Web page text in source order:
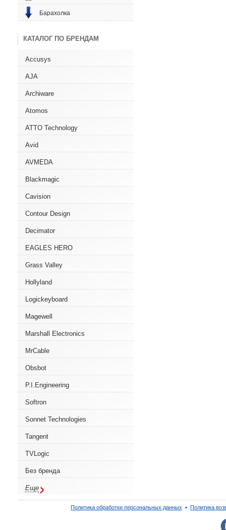
Барахолка
КАТАЛОГ ПО БРЕНДАМ
Accusys
AJA
Archiware
Atomos
ATTO Technology
Avid
AVMEDA
Blackmagic
Cavision
Contour Design
Decimator
EAGLES HERO
Grass Valley
Hollyland
Logickeyboard
Magewell
Marshall Electronics
MrCable
Obsbot
P.I.Engineering
Softron
Sonnet Technologies
Tangent
TVLogic
Без бренда
Еще
Политика обработки персональных данных ▪ Политика